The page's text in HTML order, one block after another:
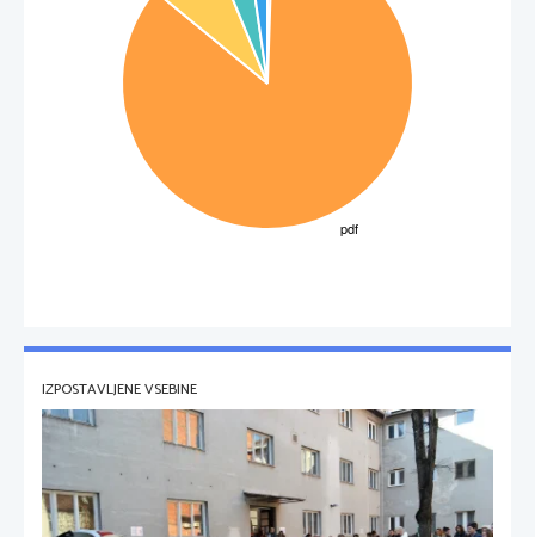
IZPOSTAVLJENE VSEBINE